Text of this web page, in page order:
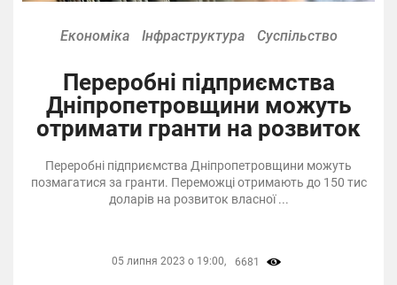
Економіка Інфраструктура Суспільство
Переробні підприємства
Дніпропетровщини можуть
отримати гранти на розвиток
Переробні підприємства Дніпропетровщини можуть
позмагатися за гранти. Переможці отримають до 150 тис
доларів на розвиток власної ...
05 липня 2023 о 19:00, 6681